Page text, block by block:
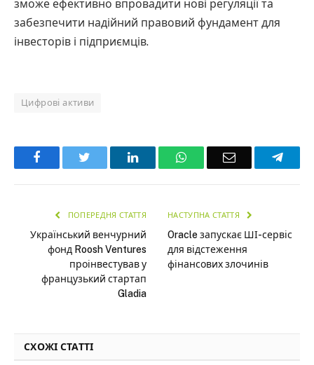
зможе ефективно впровадити нові регуляції та
забезпечити надійний правовий фундамент для
інвесторів і підприємців.
Цифрові активи
Facebook LinkedInWhatsAppEmail
ПОПЕРЕДНЯ СТАТТЯ
Український венчурний
фонд Roosh Ventures
проінвестував у
французький стартап
Gladia
НАСТУПНА СТАТТЯ
Oracle запускає ШІ-сервіс
для відстеження
фінансових злочинів
СХОЖІ СТАТТІ